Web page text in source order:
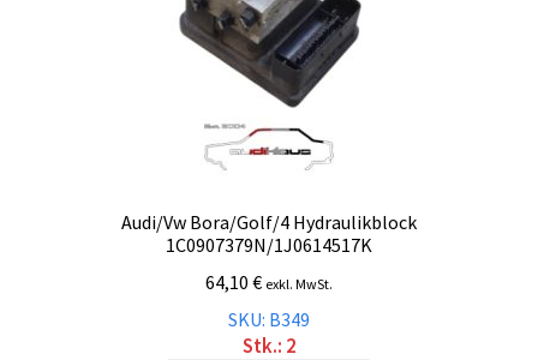
Audi/Vw Bora/Golf/4 Hydraulikblock
1C0907379N/1J0614517K
64,10 € exkl. MwSt.
SKU: B349
Stk.: 2